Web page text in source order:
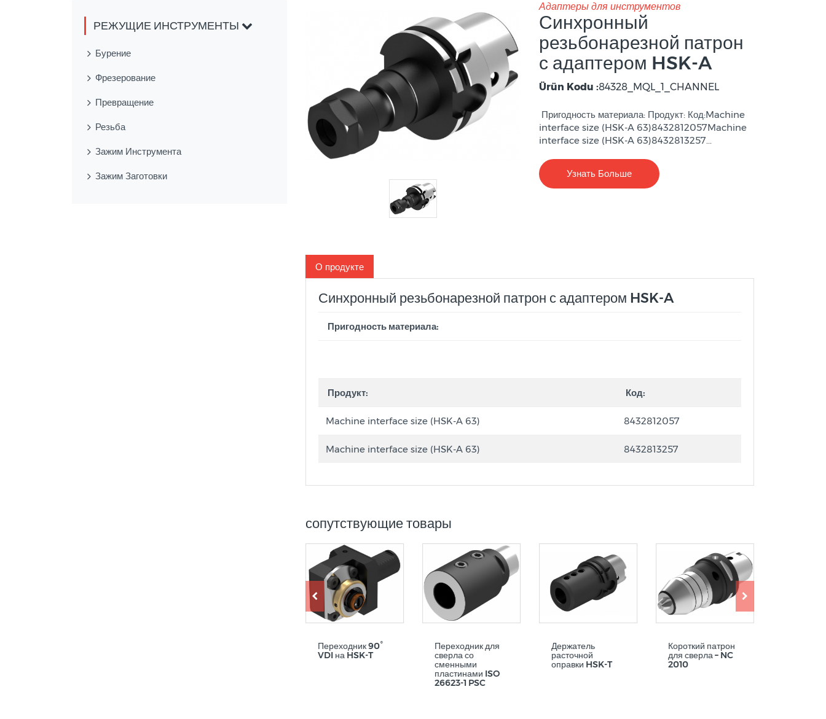
Адаптеры для инструментов
Синхронный
резьбонарезной патрон
с адаптером HSK-A
Ürün Kodu :84328_MQL_1_CHANNEL
Пригодность материала: Продукт: Код:Machine
interface size (HSK-A 63)8432812057Machine
interface size (HSK-A 63)8432813257...
Узнать Больше
О продукте
Синхронный резьбонарезной патрон с адаптером HSK-A
Пригодность материала:
Продукт: Код:
Machine interface size (HSK-A 63) 8432812057
Machine interface size (HSK-A 63) 8432813257
сопутствующие товары
Переходник 90°
VDI на HSK-T
Переходник для
сверла со
сменными
пластинами ISO
26623-1 PSC
Держатель
расточной
оправки HSK-T
Короткий патрон
для сверла – NC
2010
РЕЖУЩИЕ ИНСТРУМЕНТЫ
Бурение
Фрезерование
Превращение
Резьба
Зажим Инструмента
Зажим Заготовки